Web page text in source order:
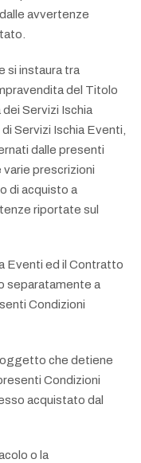
avvertenze
si instaura tra
del Titolo
Servizi Ischia
Servizi Ischia Eventi,
dalle presenti
prescrizioni
di acquisto a
riportate sul
Eventi ed il Contratto
separatamente a
Condizioni
che detiene
Condizioni
acquistato dal
o la